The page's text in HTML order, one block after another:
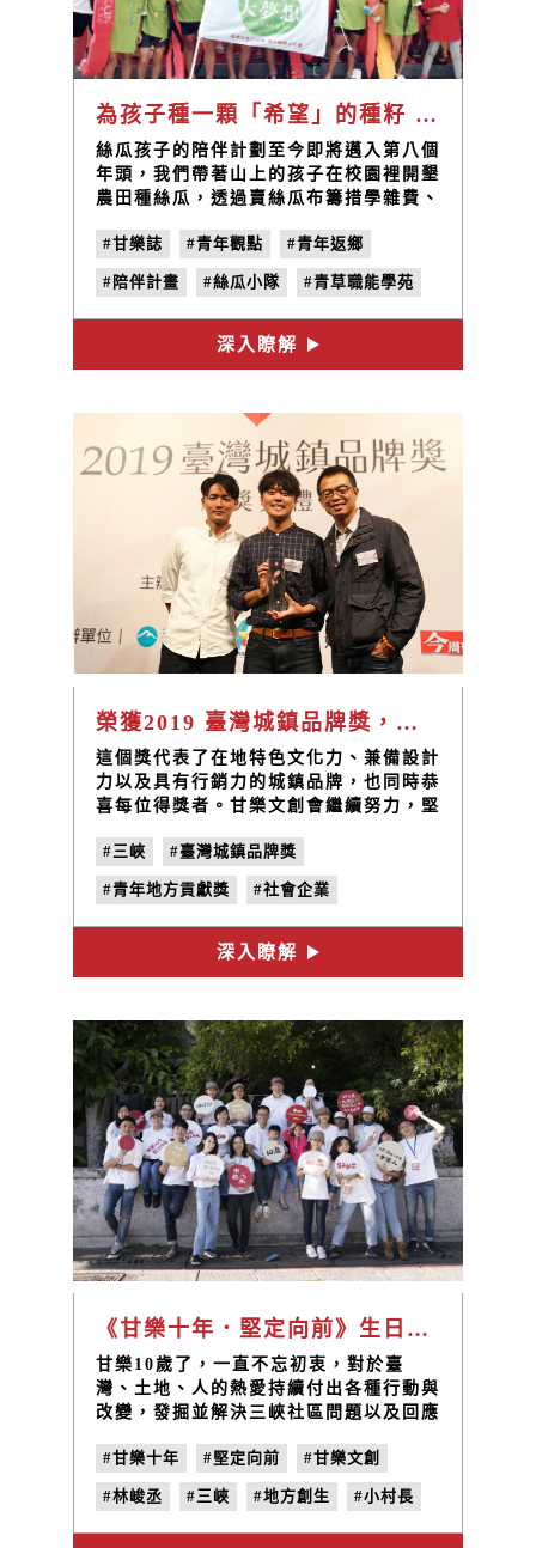
為孩子種一顆「希望」的種籽 —— 帶著你們「做夢，圓夢」/ 林峻丞
絲瓜孩子的陪伴計劃至今即將邁入第八個
年頭，我們帶著山上的孩子在校園裡開墾
農田種絲瓜，透過賣絲瓜布籌措學雜費、
一畝小小的絲瓜田就是孩子們夢想的起
點。每一年都反覆進行播種、除草、整
地、搭棚、翻土、施肥、澆水等工作，漫
長的耕作過程就是等待最後的收成，而長
達半年等待對孩子來說就是最好的學習，
過程中如果付出的多，收成相對比較好，
活環境不好的孩子來說學習付出就相對重
#甘樂誌 #青年觀點 #青年返鄉
#陪伴計畫 #絲瓜小隊 #青草職能學苑
#小草書屋 #林峻丞 #泳渡日月潭
深入瞭解
榮獲2019 臺灣城鎮品牌獎，青年地方貢獻獎
這個獎代表了在地特色文化力、兼備設計
力以及具有行銷力的城鎮品牌，也同時恭
喜每位得獎者。甘樂文創會繼續努力，堅
#三峽
#臺灣城鎮品牌獎
#青年地方貢獻獎 #社會企業
#地方創生 #甘樂文創 #林峻丞
深入瞭解
《甘樂十年．堅定向前》生日派對
甘樂10歲了，一直不忘初衷，對於臺
灣、土地、人的熱愛持續付出各種行動與
改變，發掘並解決三峽社區問題以及回應
積的能量，將這一些愛持續散佈在各個臺
灣的各個角落，我們會謹記創立時的初衷
與信念，努力成就更多美好的事物，與社
區共生共榮，達到城鄉共好循環 ！ 甘樂
#甘樂十年 #堅定向前 #甘樂文創
#林峻丞 #三峽 #地方創生 #小村長